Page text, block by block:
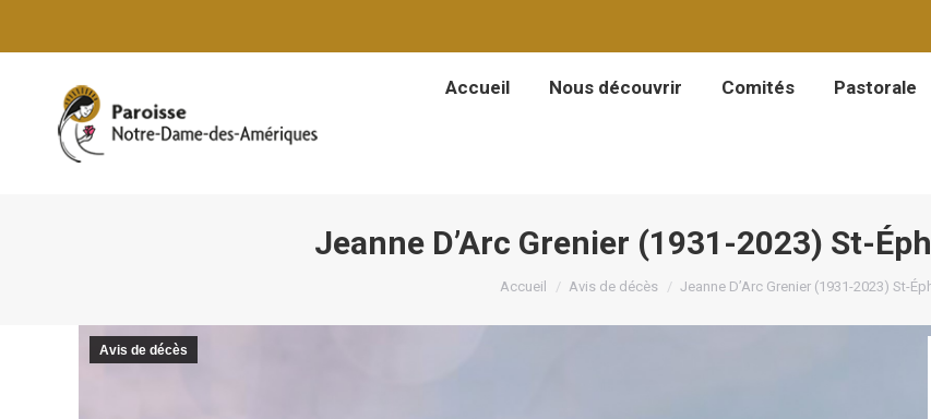
Accueil Nous découvrir Comités Pastorale
Jeanne D’Arc Grenier (1931-2023) St-
Vous êtes ici :
Accueil Avis de décès Jeanne D’Arc Grenier (1931-2023) St-
Avis de décès